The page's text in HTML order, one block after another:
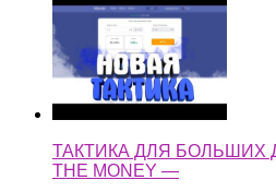
ТАКТИКА ДЛЯ БОЛЬШИХ
THE MONEY —